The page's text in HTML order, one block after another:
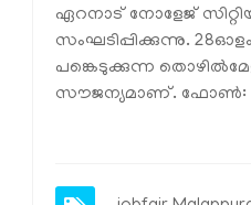
ഏറനാട് നോളേജ്
സംഘടിപ്പിക്കുന്നു.
പങ്കെടുക്കുന്ന
സൗജന്യമാണ്. ഫോൺ: